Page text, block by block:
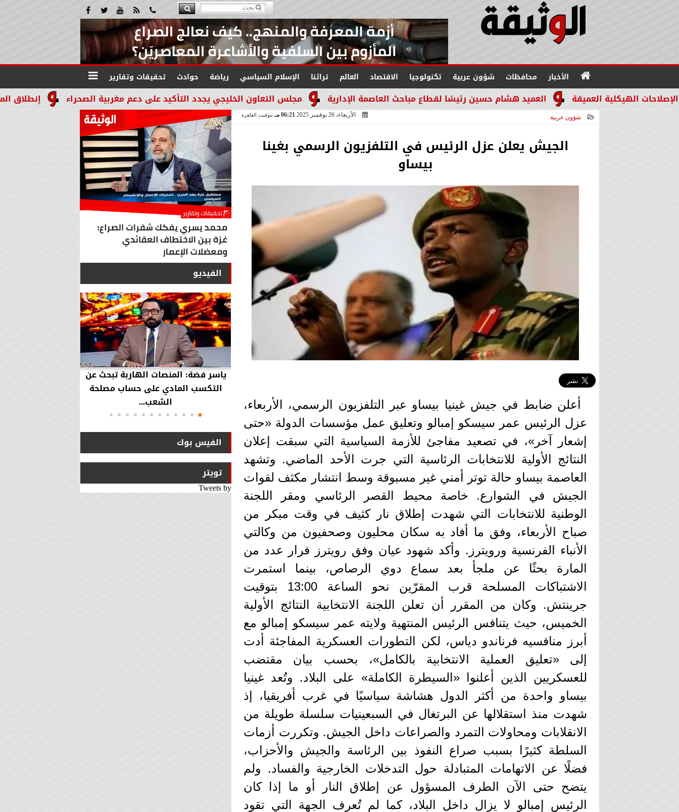
الأخبار محافظات شؤون عربية تكنولوجيا الاقتصاد العالم تراثنا الإسلام السياسي رياضة حوادث تحقيقات وتقارير
إنطلاق المرحله الثالثة بالموجة 29 لإسترداد أملاك مجلس التعاون الخليجي يجدد التأكيد على دعم مغربية الصحراء العميد هشام حسين رئيسًا لقطاع مباحث العاصمة الإدارية العميقة
شؤون عربية الأربعاء، 26 نوفمبر 2025 06:21 مـ بتوقيت القاهرة
الجيش يعلن عزل الرئيس في التلفزيون الرسمي بغينا
بيساو
أعلن ضابط في جيش غينيا بيساو عبر التلفزيون الرسمي، الأربعاء،
عزل الرئيس عمر سيسكو إمبالو وتعليق عمل مؤسسات الدولة «حتى
إشعار آخر»، في تصعيد مفاجئ للأزمة السياسية التي سبقت إعلان
النتائج الأولية للانتخابات الرئاسية التي جرت الأحد الماضي. وتشهد
العاصمة بيساو حالة توتر أمني غير مسبوقة وسط انتشار مكثف لقوات
الجيش في الشوارع. خاصة محيط القصر الرئاسي ومقر اللجنة
الوطنية للانتخابات التي شهدت إطلاق نار كثيف في وقت مبكر من
صباح الأربعاء، وفق ما أفاد به سكان محليون وصحفيون من وكالتي
الأنباء الفرنسية ورويترز. وأكد شهود عيان وفق رويترز فرار عدد من
المارة بحثًا عن ملجأ بعد سماع دوي الرصاص، بينما استمرت
الاشتباكات المسلحة قرب المقرّين نحو الساعة 13:00 بتوقيت
جرينتش. وكان من المقرر أن تعلن اللجنة الانتخابية النتائج الأولية
الخميس، حيث يتنافس الرئيس المنتهية ولايته عمر سيسكو إمبالو مع
أبرز منافسيه فرناندو دياس، لكن التطورات العسكرية المفاجئة أدت
إلى «تعليق العملية الانتخابية بالكامل»، بحسب بيان مقتضب
للعسكريين الذين أعلنوا «السيطرة الكاملة» على البلاد. وتُعد غينيا
بيساو واحدة من أكثر الدول هشاشة سياسيًا في غرب أفريقيا، إذ
شهدت منذ استقلالها عن البرتغال في السبعينيات سلسلة طويلة من
الانقلابات ومحاولات التمرد والصراعات داخل الجيش. وتكررت أزمات
السلطة كثيرًا بسبب صراع النفوذ بين الرئاسة والجيش والأحزاب،
فضلًا عن الاتهامات المتبادلة حول التدخلات الخارجية والفساد. ولم
يتضح حتى الآن الطرف المسؤول عن إطلاق النار أو ما إذا كان
الرئيس إمبالو لا يزال داخل البلاد، كما لم تُعرف الجهة التي تقود
الفيديو
ياسر فضة: المنصات الهاربة تبحث عن
التكسب المادي على حساب مصلحة
الشعب...
الفيس بوك
تويتر
Tweets by